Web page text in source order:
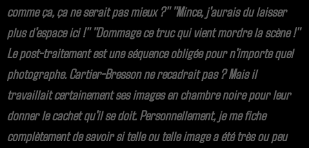
comme ça, ça ne serait pas mieux ?" "Mince, j'aurais du laisser
plus d'espace ici !" "Dommage ce truc qui vient mordre la scène !"
Le post-traitement est une séquence obligée pour n'importe quel
photographe. Cartier-Bresson ne recadrait pas ? Mais il
travaillait certainement ses images en chambre noire pour leur
donner le cachet qu'il se doit. Personnellement, je me fiche
complètement de savoir si telle ou telle image a été très ou peu